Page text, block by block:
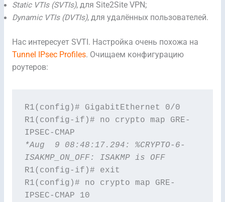
Static VTIs (SVTIs), для Site2Site VPN;
Dynamic VTIs (DVTIs), для удалённых пользователей.
Нас интересует SVTI. Настройка очень похожа на
Tunnel IPsec Profiles. Очищаем конфигурацию
роутеров:
R1(config)# GigabitEthernet 0/0
R1(config-if)# no crypto map GRE-
*Aug  9 08:48:17.294: %CRYPTO-6-
ISAKMP_ON_OFF: ISAKMP is OFF
R1(config-if)# exit
R1(config)# no crypto map GRE-
IPSEC-CMAP 10